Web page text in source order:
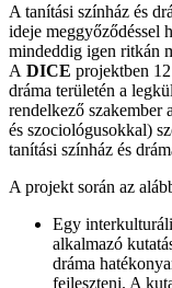
A tanítási színház és
ideje meggyőződéssel
mindeddig igen ritkán
A DICE projektben
dráma területén a
rendelkező
és szociológusokkal)
tanítási színház és
A projekt során az
Egy
alkalmazó
dráma
fejleszteni. A